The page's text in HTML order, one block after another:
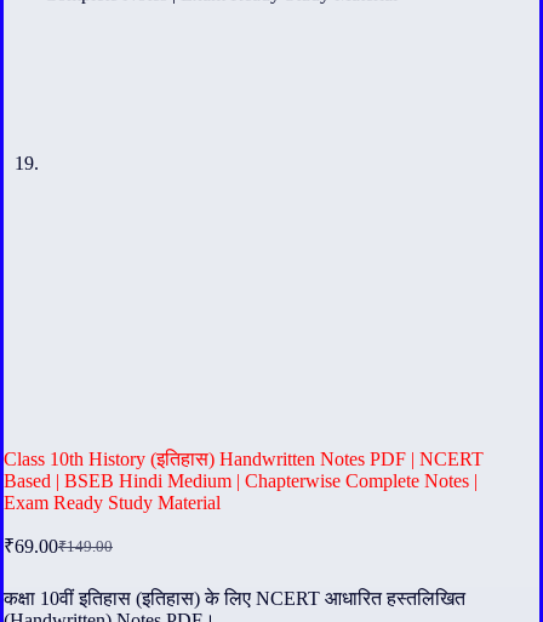
Class 10th History (इतिहास) Handwritten Notes PDF | NCERT
Based | BSEB Hindi Medium | Chapterwise Complete Notes |
Exam Ready Study Material
₹149.00
Original
was:
₹69.00Current
is:
कक्षा 10वीं इतिहास (इतिहास) के लिए NCERT आधारित हस्तलिखित